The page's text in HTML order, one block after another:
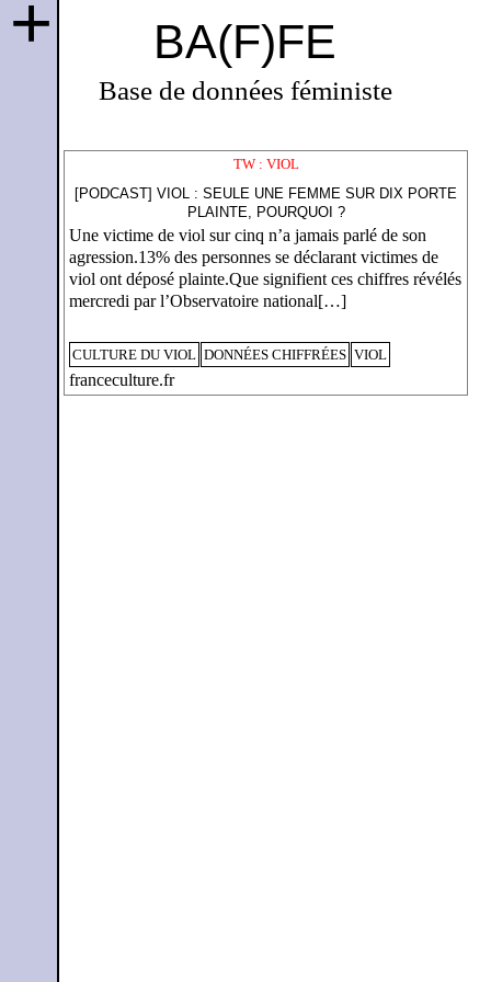
BA(F)FE
Base de données féministe
+
TW : VIOL
[PODCAST] VIOL : SEULE UNE FEMME SUR DIX PORTE
PLAINTE, POURQUOI ?
Une victime de viol sur cinq n’a jamais parlé de son
agression.13% des personnes se déclarant victimes de
viol ont déposé plainte.Que signifient ces chiffres révélés
mercredi par l’Observatoire national[…]
CULTURE DU VIOL DONNÉES CHIFFRÉES VIOL
franceculture.fr